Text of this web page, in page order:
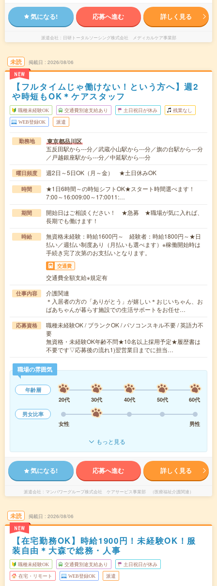
気になる! 応募へ進む 詳しく見る
派遣会社 日研トータルソーシング株式会社 メディカルケア事業部
未読
NEW
掲載日 2026/08/06
【フルタイムじゃ働けない！という方へ】週2
や時短もOK＊ケアスタッフ
職種未経験OK 交通費別途支給あり 土日祝日が休み 残業なし
WEB登録OK 派遣
勤務地 東京都品川区
五反田駅から---分／武蔵小山駅から---分／旗の台駅から---分
／戸越銀座駅から---分／中延駅から---分
曜日頻度 週2日～5日OK（月～金） ★土日休みOK
時間
★1日6時間～の時短シフトOK★スタート時間選べます！
7:00～16:009:00～17:0011:…
期間
開始日はご相談ください！ ★急募 ★職場が気に入れば、
長期でも働けます！
時給
無資格未経験：時給1600円～ 経験者：時給1800円～★日
払い／週払い制度あり（月払いも選べます）※稼働開始時は
手続き完了次第のお支払いとなります。
交通費
交通費全額支給※規定有
仕事内容
介護関連
＊入居者の方の「ありがとう」が嬉しい＊おじいちゃん、お
ばあちゃんが暮らす施設での生活サポートをお任せ…
応募資格
職種未経験OK / ブランクOK / パソコンスキル不要 / 英語力不
要
無資格・未経験OK年齢不問★10名以上採用予定★履歴書は
不要です▽応募後の流れ1)翌営業日までに担当…
職場の雰囲気
年齢層
20代
30代 40代 50代
60代
男女比率
女性
男性
もっと見る
気になる! 応募へ進む 詳しく見る
派遣会社 マンパワーグループ株式会社 ケアサービス事業部 （医療福祉介護関連）
未読
NEW
掲載日 2026/08/06
【在宅勤務OK】時給1900円！未経験OK！服
装自由＊大森で総務・人事
職種未経験OK 交通費別途支給あり 土日祝日が休み
在宅・リモート WEB登録OK 派遣